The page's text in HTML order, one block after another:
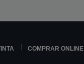
COMPRAR ONLINE